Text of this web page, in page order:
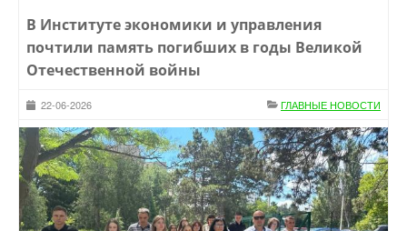
В Институте экономики и управления
почтили память погибших в годы Великой
Отечественной войны
22-06-2026 ГЛАВНЫЕ НОВОСТИ